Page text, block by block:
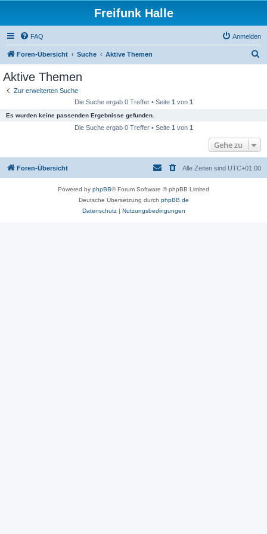
Freifunk Halle
FAQ Anmelden
Foren-Übersicht Suche Aktive Themen
Aktive Themen
Zur erweiterten Suche
Die Suche ergab 0 Treffer • Seite 1 von 1
Es wurden keine passenden Ergebnisse gefunden.
Die Suche ergab 0 Treffer • Seite 1 von 1
Gehe zu
Foren-Übersicht Alle Zeiten sind UTC+01:00
Powered by phpBB® Forum Software © phpBB Limited
Deutsche Übersetzung durch phpBB.de
Datenschutz| Nutzungsbedingungen